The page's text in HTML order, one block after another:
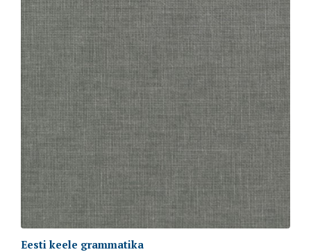
Eesti keele grammatika